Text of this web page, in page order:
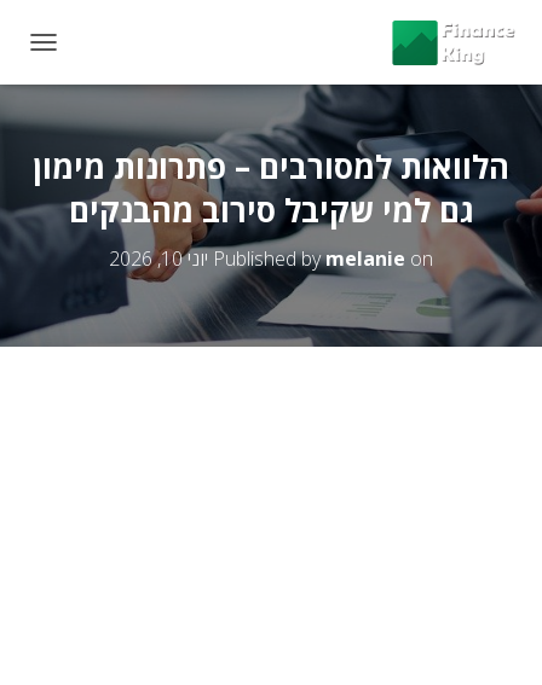
O
G
T
הלוואות למסורבים – פתרונות מימון
גם למי שקיבל סירוב מהבנקים
Published bymelanie on יוני 10, 2026